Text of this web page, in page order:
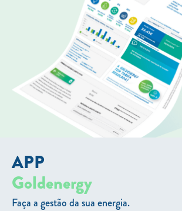
APP
Goldenergy
Faça a gestão da sua energia.